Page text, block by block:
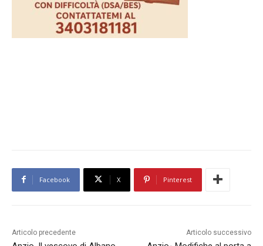
Facebook X Pinterest
Articolo precedente Articolo successivo